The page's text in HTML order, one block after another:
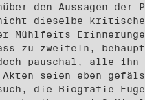
den Aussagen der
nicht dieselbe
Mühlfeits
zu zweifeln,
doch pauschal, alle ihn
Akten seien eben
die Biografie